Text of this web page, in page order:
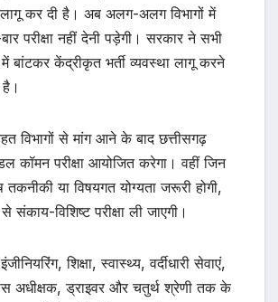
कर दी है। अब अलग-अलग विभागों में
परीक्षा नहीं देनी पड़ेगी। सरकार ने सभी
बांटकर केंद्रीकृत भर्ती व्यवस्था लागू करने
विभागों से मांग आने के बाद छत्तीसगढ़
कॉमन परीक्षा आयोजित करेगा। वहीं जिन
या विषयगत योग्यता जरूरी होगी,
विशिष्ट परीक्षा ली जाएगी।
शिक्षा, स्वास्थ्य, वर्दीधारी सेवाएं,
अधीक्षक, ड्राइवर और चतुर्थ श्रेणी तक के